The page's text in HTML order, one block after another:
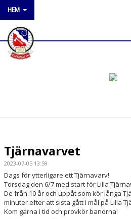
HEM
HEM
KLUBBTÄVLINGAR
BILDGALLERI
DOKUMENT
Tjärnavarvet
2023-07-05 13:59
Dags för ytterligare ett Tjärnavarv!
Torsdag den 6/7 med start för Lilla
De från 10 år och uppåt som kör långa
minuter efter att sista gått i mål på Lilla
Kom gärna i tid och provkör banorna!